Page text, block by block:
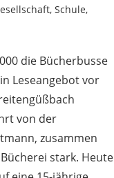
, Schule,
die Bücherbusse
Leseangebot vor
von der
zusammen
stark. Heute